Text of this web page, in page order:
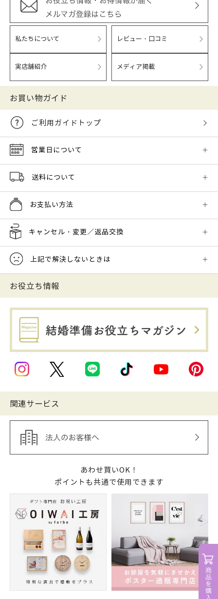
私たちについて レビュー・口コミ
実店舗紹介 メディア掲載
お買い物ガイド
ご利用ガイドトップ
営業日について
送料について
お支払い方法
キャンセル・変更／返品交換
上記で解決しないときは
お役立ち情報
関連サービス
あわせ買いOK！
ポイントも共通で使用できます